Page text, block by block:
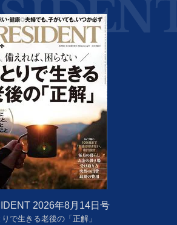
2026年8月14日号
で生きる老後の「正解」